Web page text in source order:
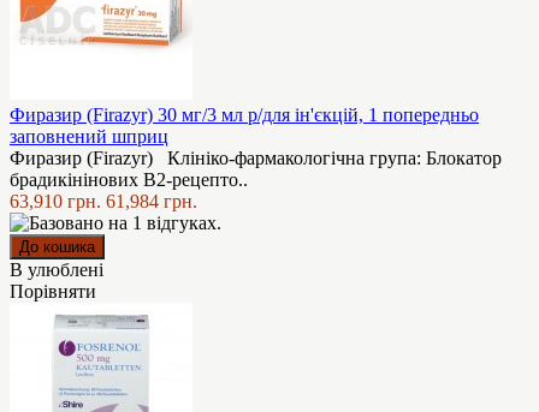
Фиразир (Firazyr) 30 мг/3 мл р/для ін'єкцій, 1 попередньо
заповнений шприц
Фиразир (Firazyr) Клініко-фармакологічна група: Блокатор
брадикінінових B2-рецепто..
63,910 грн. 61,984 грн.
В улюблені
Порівняти